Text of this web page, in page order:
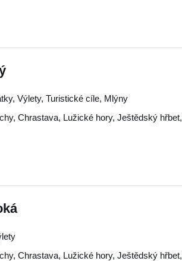
Výlety, Turistické cíle, Mlýny
,Chrastava, Lužické hory,Ještědský hřbet,
,Chrastava, Lužické hory,Ještědský hřbet,